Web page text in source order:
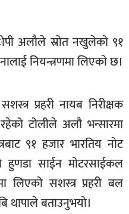
अलौले स्रोत नखुलेको ९१
नियन्त्रणमा लिएको छ।
प्रहरी नायब निरीक्षक
टोलीले अलौ भन्सारमा
९१ हजार भारतिय नोट
हुणडा साईन मोटरसाईकल
लिएको सशस्त्र प्रहरी बल
थापाले बताउनुभयो।